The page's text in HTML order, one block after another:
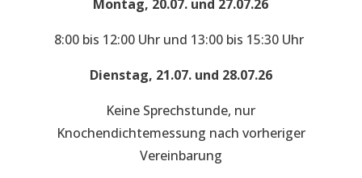
Montag, 20.07. und 27.07.26
8:00 bis 12:00 Uhr und 13:00 bis 15:30 Uhr
Dienstag, 21.07. und 28.07.26
Keine Sprechstunde, nur
Knochendichtemessung nach vorheriger
Vereinbarung